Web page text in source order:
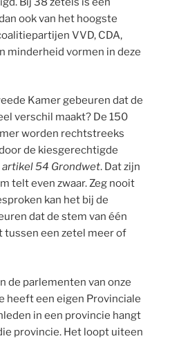
ook van het hoogste
VVD, CDA,
minderheid vormen in deze
Kamer gebeuren dat de
verschil maakt? De 150
worden rechtstreeks
de kiesgerechtigde
artikel 54 Grondwet. Dat zijn
telt even zwaar. Zeg nooit
kan het bij de
dat de stem van één
tussen een zetel meer of
de parlementen van onze
heeft een eigen Provinciale
in een provincie hangt
provincie. Het loopt uiteen